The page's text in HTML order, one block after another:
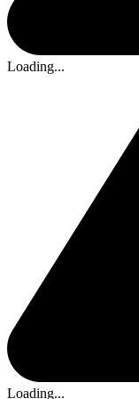
Loading...
Loading...